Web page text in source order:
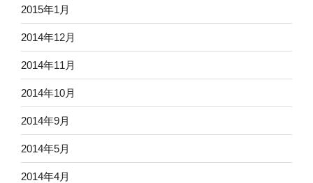
2015年1月
2014年12月
2014年11月
2014年10月
2014年9月
2014年5月
2014年4月